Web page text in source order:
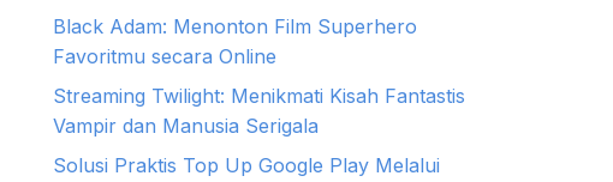
Black Adam: Menonton Film Superhero
Favoritmu secara Online
Streaming Twilight: Menikmati Kisah Fantastis
Vampir dan Manusia Serigala
Solusi Praktis Top Up Google Play Melalui